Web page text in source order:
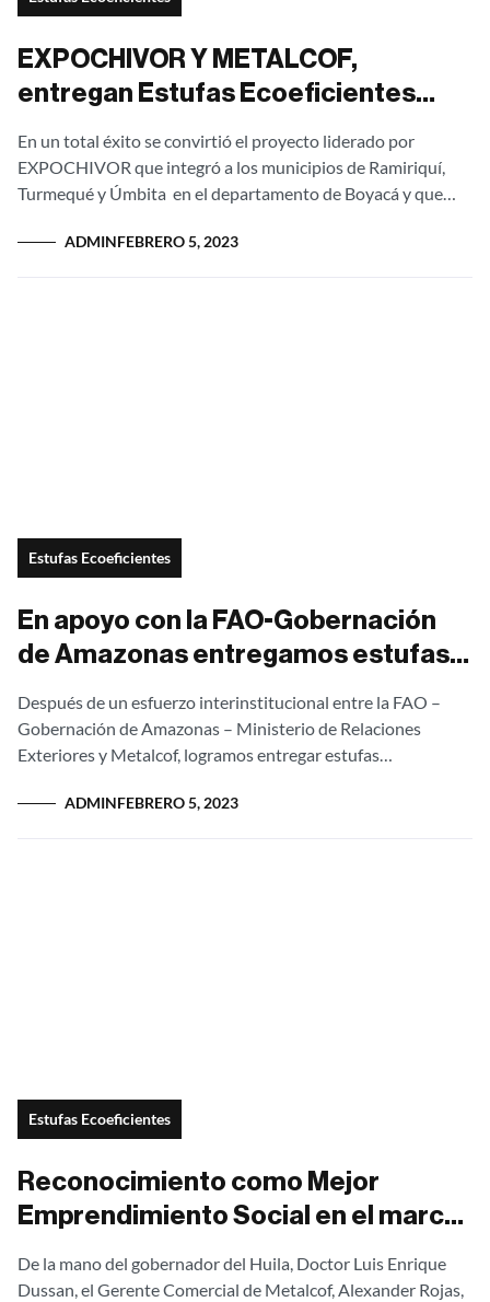
EXPOCHIVOR Y METALCOF,
entregan Estufas Ecoeficientes
termoeléctricos
En un total éxito se convirtió el proyecto liderado por
EXPOCHIVOR que integró a los municipios de Ramiriquí,
Turmequé y Úmbita en el departamento de Boyacá y que
ADMINFEBRERO 5, 2023
Estufas Ecoeficientes
En apoyo con la FAO-Gobernación
de Amazonas entregamos estufas
Indígenas
Después de un esfuerzo interinstitucional entre la FAO –
Gobernación de Amazonas – Ministerio de Relaciones
Exteriores y Metalcof, logramos entregar estufas
comunidades Indígenas...
ADMINFEBRERO 5, 2023
Estufas Ecoeficientes
Reconocimiento como Mejor
Emprendimiento Social en el marco
Emprendimiento
De la mano del gobernador del Huila, Doctor Luis Enrique
Dussan, el Gerente Comercial de Metalcof, Alexander Rojas,